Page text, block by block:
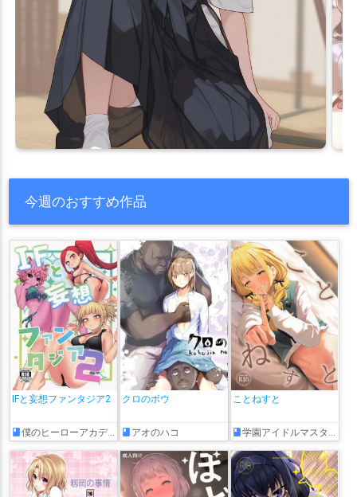
今週のおすすめ作品
IFと妄想ファンタジア2
僕のヒーローアカデミア
クロのボウ
アオのハコ
ことねすと
学園アイドルマスター